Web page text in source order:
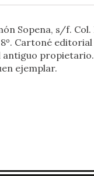
Sopena, s/f.
8º. Cartoné
ejemplar.